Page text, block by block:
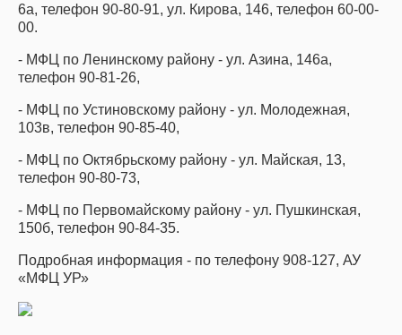
6а, телефон 90-80-91, ул. Кирова, 146, телефон 60-00-
00.
- МФЦ по Ленинскому району - ул. Азина, 146а,
телефон 90-81-26,
- МФЦ по Устиновскому району - ул. Молодежная,
103в, телефон 90-85-40,
- МФЦ по Октябрьскому району - ул. Майская, 13,
телефон 90-80-73,
- МФЦ по Первомайскому району - ул. Пушкинская,
150б, телефон 90-84-35.
Подробная информация - по телефону 908-127, АУ
«МФЦ УР»